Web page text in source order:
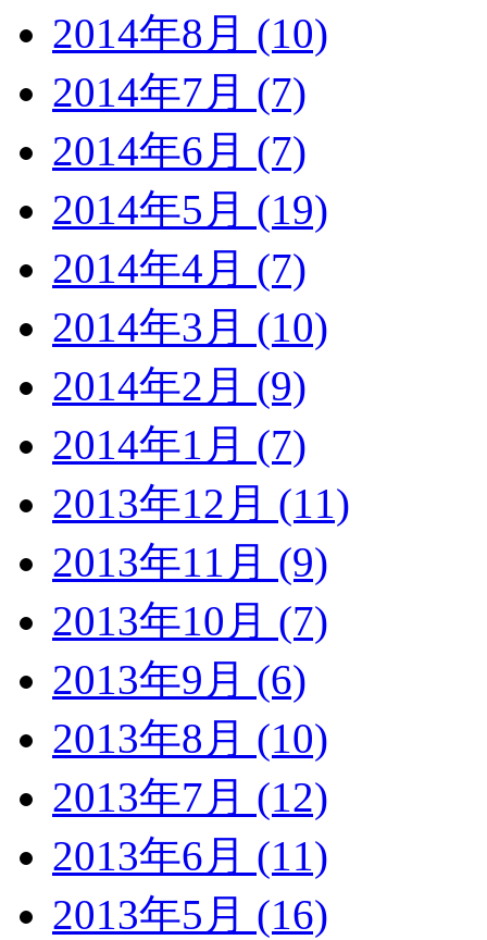
2014年8月 (10)
2014年7月 (7)
2014年6月 (7)
2014年5月 (19)
2014年4月 (7)
2014年3月 (10)
2014年2月 (9)
2014年1月 (7)
2013年12月 (11)
2013年11月 (9)
2013年10月 (7)
2013年9月 (6)
2013年8月 (10)
2013年7月 (12)
2013年6月 (11)
2013年5月 (16)